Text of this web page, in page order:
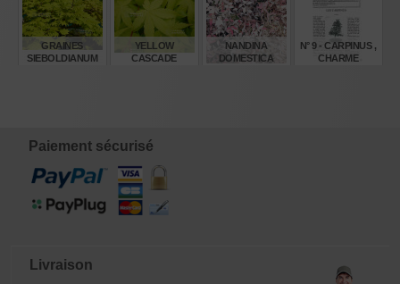
14,00€ 32,00 8,00€ 8,00 €
GRAINES
SIEBOLDIANUM
YELLOW
CASCADE
NANDINA
DOMESTICA
N° 9 - CARPINUS ,
CHARME
Paiement sécurisé
Livraison